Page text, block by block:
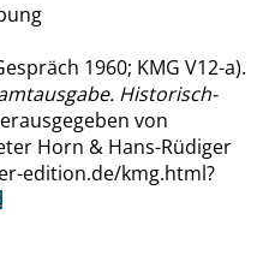
1960; KMG V12-a).
Historisch-
von
Horn & Hans-Rüdiger
edition.de/kmg.html?